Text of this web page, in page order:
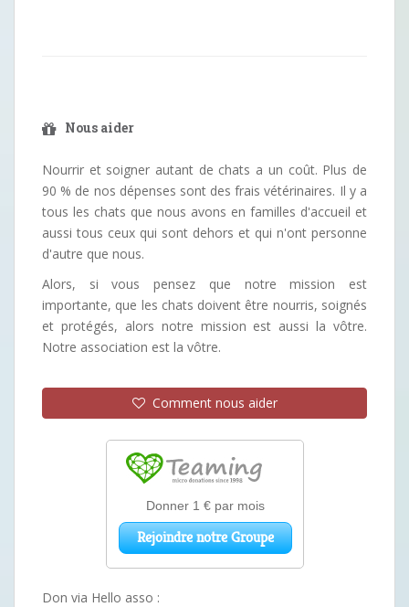
Nous aider
Nourrir et soigner autant de chats a un coût. Plus de
90 % de nos dépenses sont des frais vétérinaires. Il y a
tous les chats que nous avons en familles d'accueil et
aussi tous ceux qui sont dehors et qui n'ont personne
d'autre que nous.
Alors, si vous pensez que notre mission est
importante, que les chats doivent être nourris, soignés
et protégés, alors notre mission est aussi la vôtre.
Notre association est la vôtre.
Comment nous aider
Don via Hello asso :